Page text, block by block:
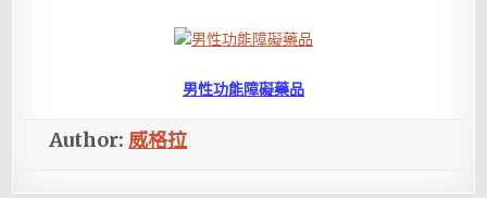
男性功能障礙藥品
Author: 威格拉